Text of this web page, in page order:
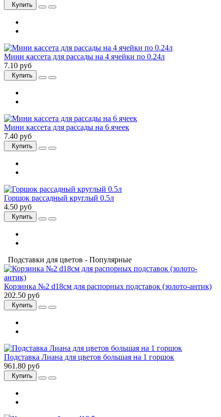
Купить
Мини кассета для рассады на 4 ячейки по 0.24л
7.10 руб
Купить
Мини кассета для рассады на 6 ячеек
7.40 руб
Купить
Горшок рассадный круглый 0.5л
4.50 руб
Купить
Подставки для цветов - Популярные
Корзинка №2 d18см для распорных подставок (золото-антик)
202.50 руб
Купить
Подставка Лиана для цветов большая на 1 горшок
961.80 руб
Купить